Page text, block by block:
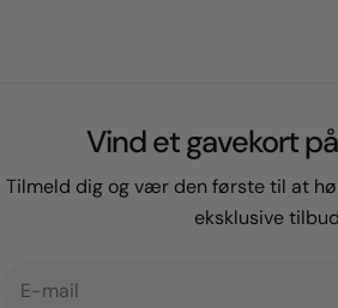
Vind et gavekort
Tilmeld dig og vær den første til at
eksklusive